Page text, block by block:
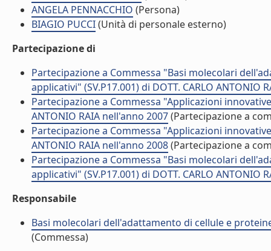
ANGELA PENNACCHIO (Persona)
BIAGIO PUCCI(Unità di personale esterno)
Partecipazione di
Partecipazione a Commessa "Basi molecolari
applicativi" (SV.P17.001) di DOTT. CARLO ANTONIO
Partecipazione a Commessa "Applicazioni
ANTONIO RAIA nell'anno 2007(Partecipazione a
Partecipazione a Commessa "Applicazioni
ANTONIO RAIA nell'anno 2008(Partecipazione a
Partecipazione a Commessa "Basi molecolari
applicativi" (SV.P17.001) di DOTT. CARLO ANTONIO
Responsabile
Basi molecolari dell'adattamento di cellule e
(Commessa)